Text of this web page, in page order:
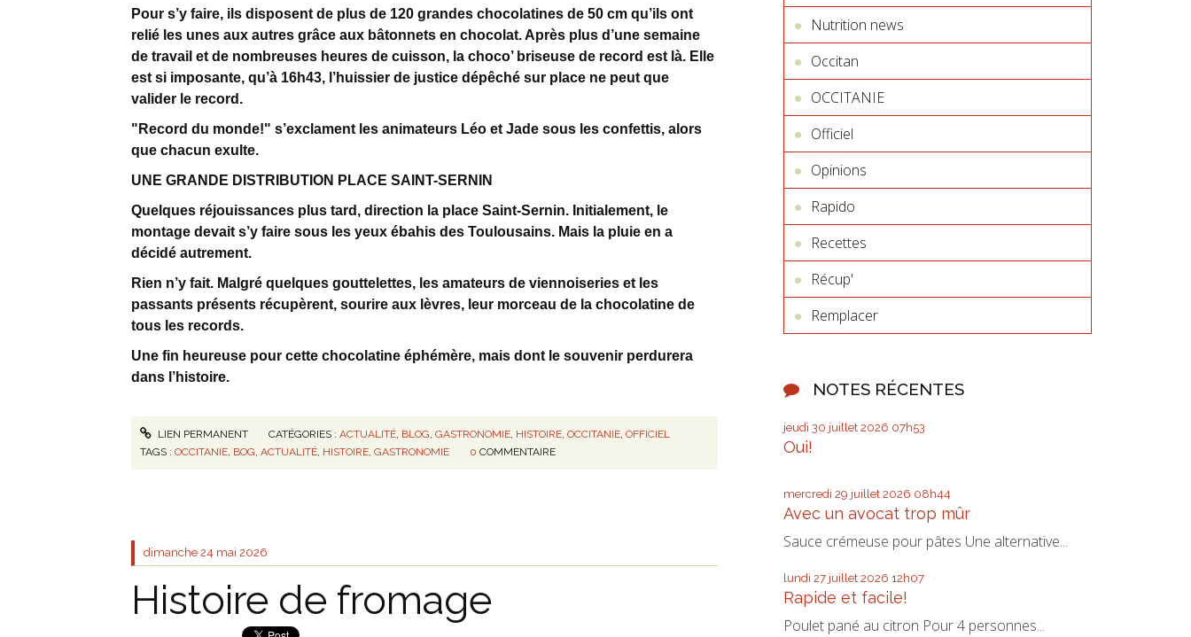
Pour s’y faire, ils disposent de plus de 120 grandes chocolatines de 50 cm qu’ils ont
relié les unes aux autres grâce aux bâtonnets en chocolat. Après plus d’une semaine
de travail et de nombreuses heures de cuisson, la choco’ briseuse de record est là. Elle
est si imposante, qu’à 16h43, l’huissier de justice dépêché sur place ne peut que
valider le record.
"Record du monde!" s’exclament les animateurs Léo et Jade sous les confettis, alors
que chacun exulte.
UNE GRANDE DISTRIBUTION PLACE SAINT-SERNIN
Quelques réjouissances plus tard, direction la place Saint-Sernin. Initialement, le
montage devait s’y faire sous les yeux ébahis des Toulousains. Mais la pluie en a
décidé autrement.
Rien n’y fait. Malgré quelques gouttelettes, les amateurs de viennoiseries et les
passants présents récupèrent, sourire aux lèvres, leur morceau de la chocolatine de
tous les records.
Une fin heureuse pour cette chocolatine éphémère, mais dont le souvenir perdurera
dans l’histoire.
LIEN PERMANENT CATÉGORIES :ACTUALITÉ BLOG ,GASTRONOMIE HISTOIRE ,OCCITANIE ,OFFICIEL
TAGS : OCCITANIE BOG ACTUALITÉ HISTOIRE GASTRONOMIE 0 COMMENTAIRE
dimanche 24 mai 2026
Histoire de fromage
Nutrition news
Occitan
OCCITANIE
Officiel
Opinions
Rapido
Recettes
Récup'
Remplacer
NOTES RÉCENTES
jeudi 30 juillet 2026 07h53
Oui!
mercredi 29 juillet 2026 08h44
Avec un avocat trop mûr
Sauce crémeuse pour pâtes Une alternative...
lundi 27 juillet 2026 12h07
Rapide et facile!
Poulet pané au citron Pour 4 personnes...